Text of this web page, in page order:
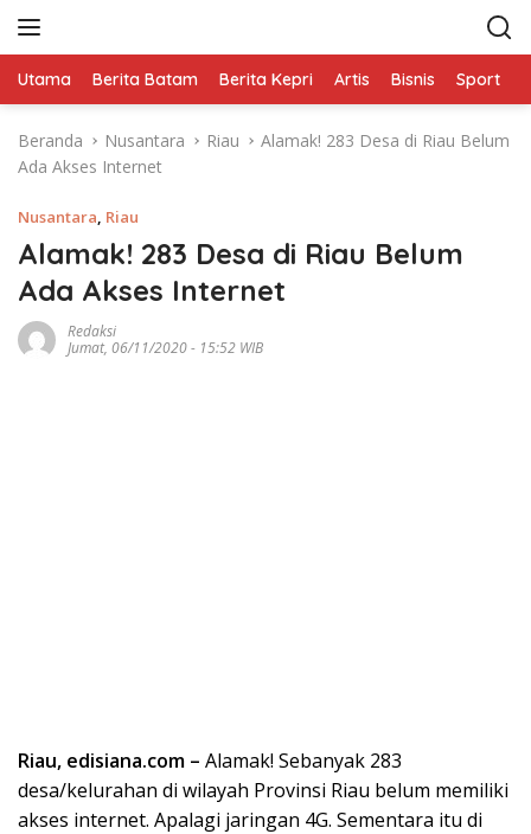
Utama Berita Batam Berita Kepri Artis Bisnis Sport
Beranda Nusantara Riau
Alamak! 283 Desa di Riau Belum
Ada Akses Internet
Nusantara, Riau
Alamak! 283 Desa di Riau Belum
Ada Akses Internet
Redaksi
Jumat, 06/11/2020 - 15:52 WIB
Riau, edisiana.com – Alamak! Sebanyak 283
desa/kelurahan di wilayah Provinsi Riau belum memiliki
akses internet. Apalagi jaringan 4G. Sementara itu di